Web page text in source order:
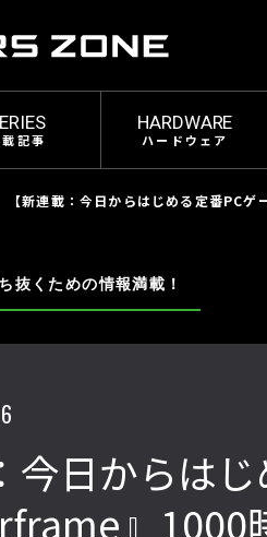
記事
HARDWARE
ハードウェア
【新連載：今日からはじめる定番PC
抜くための情報満載！
今日からは
』1000